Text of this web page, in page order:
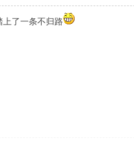
上了一条不归路